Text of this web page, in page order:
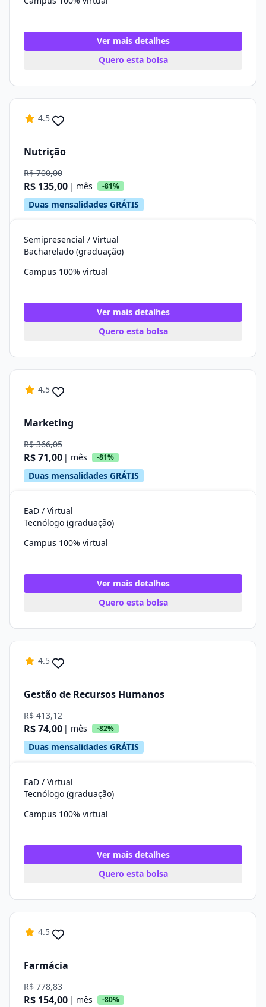
Ver mais detalhes
Quero esta bolsa
4.5
Nutrição
R$ 700,00
R$ 135,00 | mês -81%
Duas mensalidades GRÁTIS
Semipresencial / Virtual
Bacharelado (graduação)
Campus 100% virtual
Ver mais detalhes
Quero esta bolsa
4.5
Marketing
R$ 366,05
R$ 71,00 | mês -81%
Duas mensalidades GRÁTIS
EaD / Virtual
Tecnólogo (graduação)
Campus 100% virtual
Ver mais detalhes
Quero esta bolsa
4.5
Gestão de Recursos Humanos
R$ 413,12
R$ 74,00 | mês -82%
Duas mensalidades GRÁTIS
EaD / Virtual
Tecnólogo (graduação)
Campus 100% virtual
Ver mais detalhes
Quero esta bolsa
4.5
Farmácia
R$ 778,83
R$ 154,00 | mês -80%